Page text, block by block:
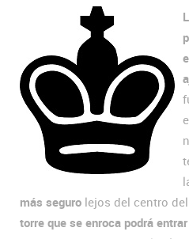
más seguro lejos del centro
torre que se enroca podrá